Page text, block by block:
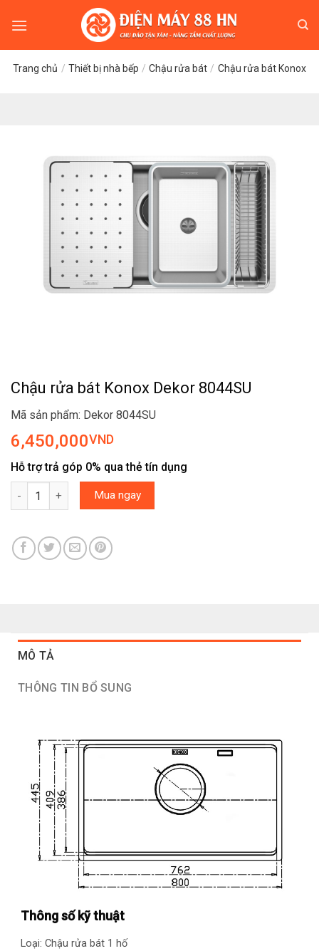
Trang chủ / Thiết bị nhà bếp / Chậu rửa bát / Chậu rửa bát Konox
Chậu rửa bát Konox Dekor 8044SU
Mã sản phẩm: Dekor 8044SU
6,450,000VND
Hỗ trợ trả góp 0% qua thẻ tín dụng
Chậu rửa bát Konox Dekor 8044SU số lượng
Mua ngay
MÔ TẢ
THÔNG TIN BỔ SUNG
Thông số kỹ thuật
Loại: Chậu rửa bát 1 hố